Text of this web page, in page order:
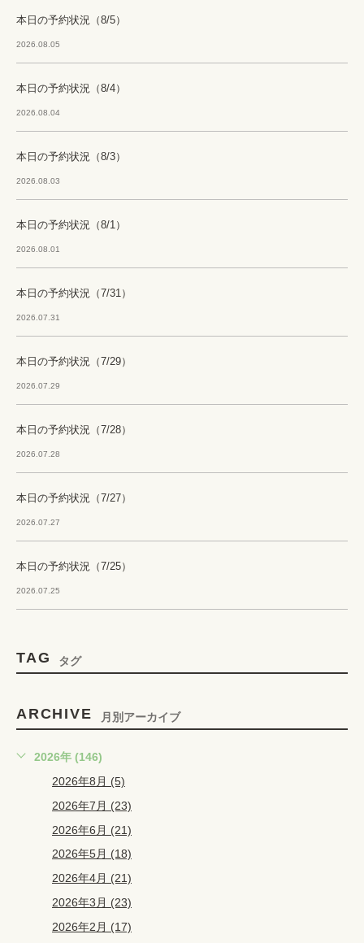
本日の予約状況（8/5）
2026.08.05
本日の予約状況（8/4）
2026.08.04
本日の予約状況（8/3）
2026.08.03
本日の予約状況（8/1）
2026.08.01
本日の予約状況（7/31）
2026.07.31
本日の予約状況（7/29）
2026.07.29
本日の予約状況（7/28）
2026.07.28
本日の予約状況（7/27）
2026.07.27
本日の予約状況（7/25）
2026.07.25
TAG タグ
ARCHIVE 月別アーカイブ
2026年 (146)
2026年8月 (5)
2026年7月 (23)
2026年6月 (21)
2026年5月 (18)
2026年4月 (21)
2026年3月 (23)
2026年2月 (17)